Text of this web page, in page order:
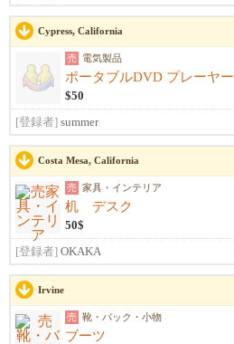
Cypress, California
売 電気製品
ポータブルDVD プレーヤー
$50
[登録者] summer
Costa Mesa, California
売 家具・インテリア
机 デスク
50$
[登録者] OKAKA
Irvine
売 靴・バック・小物
ブーツ